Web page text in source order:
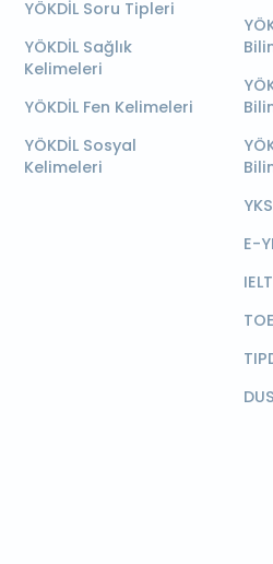
YÖKDİL Soru Tipleri
YÖKDİL Sağlık
Kelimeleri
YÖKDİL Fen Kelimeleri
YÖKDİL Sosyal
Kelimeleri
E-
DUS